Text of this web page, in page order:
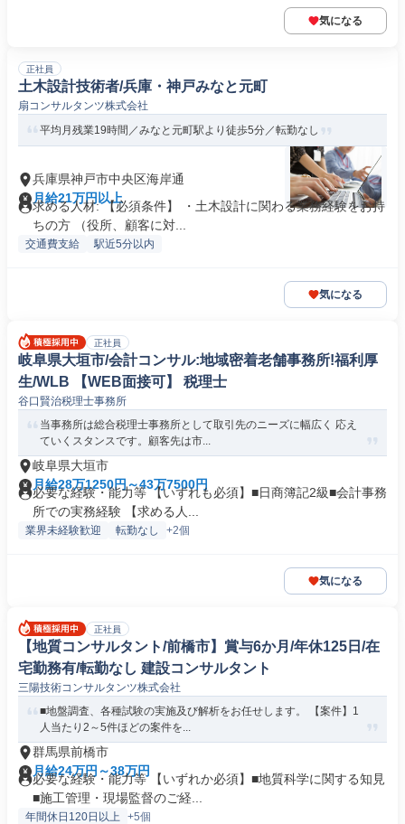
気になる
正社員
土木設計技術者/兵庫・神戸みなと元町
扇コンサルタンツ株式会社
平均月残業19時間／みなと元町駅より徒歩5分／転勤なし
兵庫県神戸市中央区海岸通
月給21万円以上
求める人材: 【必須条件】 ・土木設計に関わる業務経験をお持
ちの方 （役所、顧客に対...
交通費支給 駅近5分以内
気になる
正社員
岐阜県大垣市/会計コンサル:地域密着老舗事務所!福利厚
生/WLB 【WEB面接可】 税理士
谷口賢治税理士事務所
当事務所は総合税理士事務所として取引先のニーズに幅広く 応え
ていくスタンスです。顧客先は市...
岐阜県大垣市
月給28万1250円～43万7500円
必要な経験・能力等 【いずれも必須】■日商簿記2級■会計事務
所での実務経験 【求める人...
業界未経験歓迎 転勤なし +2個
気になる
正社員
【地質コンサルタント/前橋市】賞与6か月/年休125日/在
宅勤務有/転勤なし 建設コンサルタント
三陽技術コンサルタンツ株式会社
■地盤調査、各種試験の実施及び解析をお任せします。 【案件】1
人当たり2～5件ほどの案件を...
群馬県前橋市
月給24万円～38万円
必要な経験・能力等 【いずれか必須】■地質科学に関する知見
■施工管理・現場監督のご経...
年間休日120日以上 +5個